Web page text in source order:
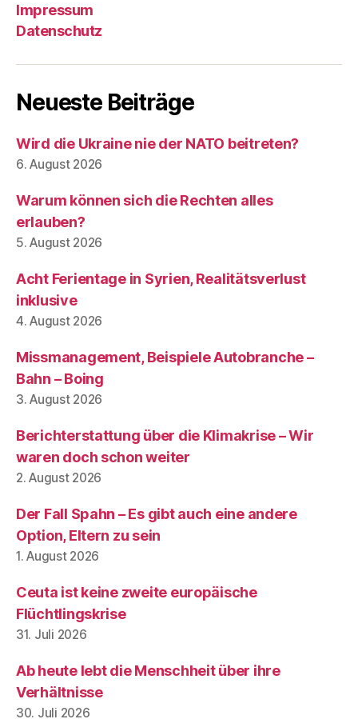
Impressum
Datenschutz
Neueste Beiträge
Wird die Ukraine nie der NATO beitreten?
6. August 2026
Warum können sich die Rechten alles
erlauben?
5. August 2026
Acht Ferientage in Syrien, Realitätsverlust
inklusive
4. August 2026
Missmanagement, Beispiele Autobranche –
Bahn – Boing
3. August 2026
Berichterstattung über die Klimakrise – Wir
waren doch schon weiter
2. August 2026
Der Fall Spahn – Es gibt auch eine andere
Option, Eltern zu sein
1. August 2026
Ceuta ist keine zweite europäische
Flüchtlingskrise
31. Juli 2026
Ab heute lebt die Menschheit über ihre
Verhältnisse
30. Juli 2026